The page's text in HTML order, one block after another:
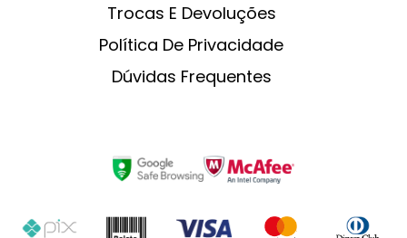
Trocas E Devoluções
Política De Privacidade
Dúvidas Frequentes